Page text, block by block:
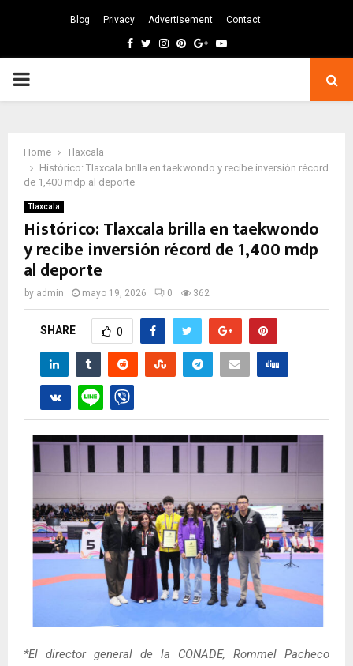
Blog Privacy Advertisement Contact
Facebook
TwitterInstagram
Pinterest
GoogleYoutube
PRIMARY
Home
Tlaxcala
Histórico: Tlaxcala brilla en taekwondo y recibe inversión récord
de 1,400 mdp al deporte
Tlaxcala
Histórico: Tlaxcala brilla en taekwondo
y recibe inversión récord de 1,400 mdp
al deporte
by admin mayo 19, 2026 0 362
SHARE 0
*El director general de la CONADE, Rommel Pacheco